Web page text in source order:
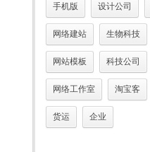
手机版 设计公司
网络建站 生物科技
网站模板 科技公司
网络工作室 淘宝客
货运 企业